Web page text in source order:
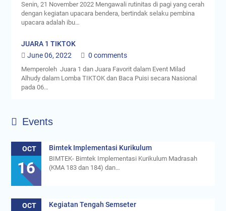
Senin, 21 November 2022 Mengawali rutinitas di pagi yang cerah
dengan kegiatan upacara bendera, bertindak selaku pembina
upacara adalah ibu…
JUARA 1 TIKTOK
June 06, 2022
0 comments
Memperoleh Juara 1 dan Juara Favorit dalam Event Milad
Alhudy dalam Lomba TIKTOK dan Baca Puisi secara Nasional
pada 06…
Events
OCT
16
Bimtek Implementasi Kurikulum
BIMTEK- Bimtek Implementasi Kurikulum Madrasah
(KMA 183 dan 184) dan…
OCT Kegiatan Tengah Semseter